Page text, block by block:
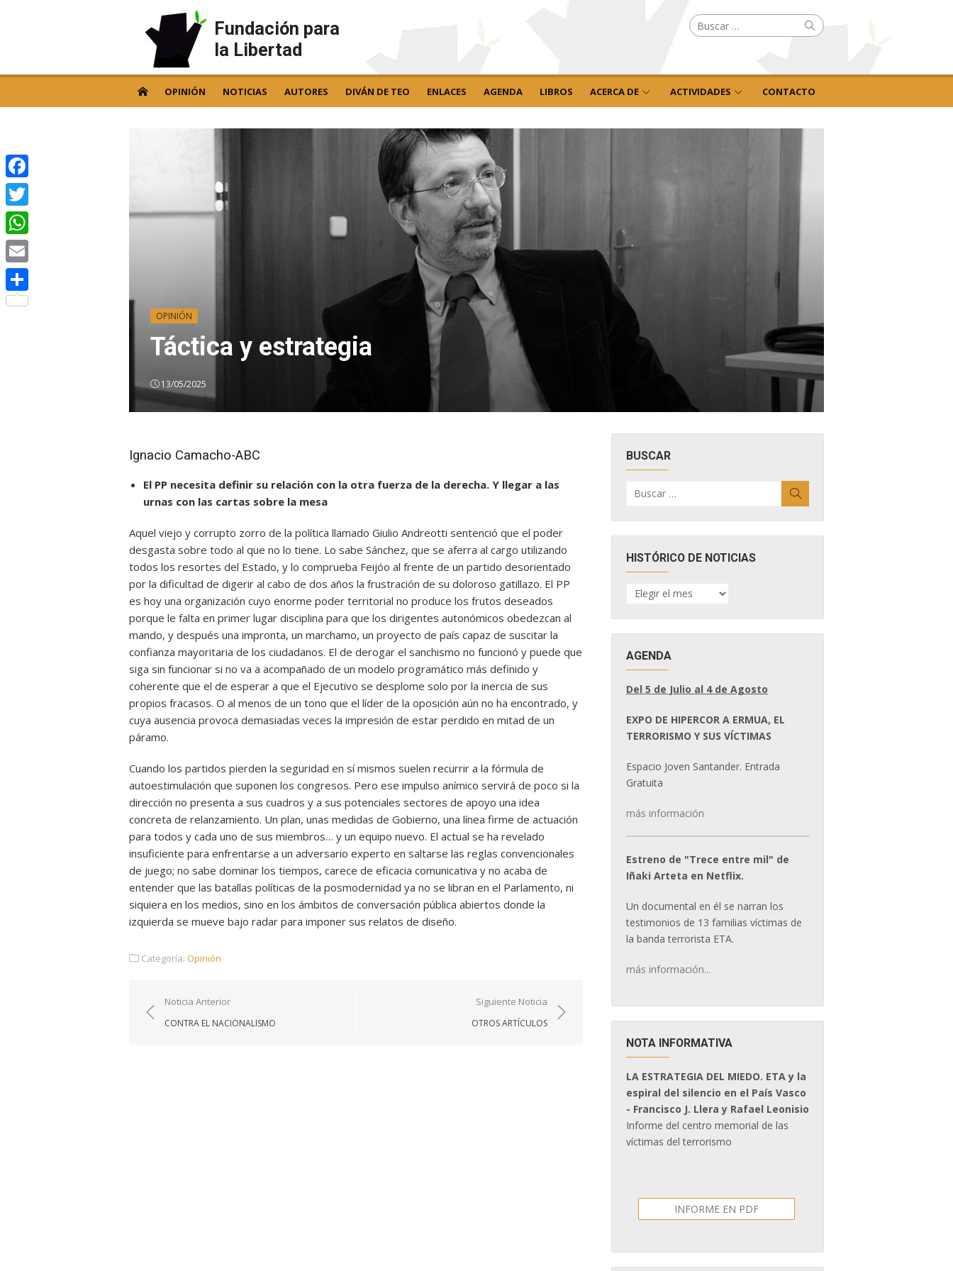
Fundación para
la Libertad
Buscar
por: Buscar
OPINIÓN NOTICIAS AUTORES DIVÁN DE TEO ENLACES AGENDA LIBROS ACERCA DE ACTIVIDADES CONTACTO
OPINIÓN
Táctica y estrategia
13/05/2025
Ignacio Camacho-ABC
El PP necesita definir su relación con la otra fuerza de la derecha. Y llegar a las
urnas con las cartas sobre la mesa
Aquel viejo y corrupto zorro de la política llamado Giulio Andreotti sentenció que el poder
desgasta sobre todo al que no lo tiene. Lo sabe Sánchez, que se aferra al cargo utilizando
todos los resortes del Estado, y lo comprueba Feijóo al frente de un partido desorientado
por la dificultad de digerir al cabo de dos años la frustración de su doloroso gatillazo. El PP
es hoy una organización cuyo enorme poder territorial no produce los frutos deseados
porque le falta en primer lugar disciplina para que los dirigentes autonómicos obedezcan al
mando, y después una impronta, un marchamo, un proyecto de país capaz de suscitar la
confianza mayoritaria de los ciudadanos. El de derogar el sanchismo no funcionó y puede que
siga sin funcionar si no va a acompañado de un modelo programático más definido y
coherente que el de esperar a que el Ejecutivo se desplome solo por la inercia de sus
propios fracasos. O al menos de un tono que el líder de la oposición aún no ha encontrado, y
cuya ausencia provoca demasiadas veces la impresión de estar perdido en mitad de un
páramo.
Cuando los partidos pierden la seguridad en sí mismos suelen recurrir a la fórmula de
autoestimulación que suponen los congresos. Pero ese impulso anímico servirá de poco si la
dirección no presenta a sus cuadros y a sus potenciales sectores de apoyo una idea
concreta de relanzamiento. Un plan, unas medidas de Gobierno, una línea firme de actuación
para todos y cada uno de sus miembros… y un equipo nuevo. El actual se ha revelado
insuficiente para enfrentarse a un adversario experto en saltarse las reglas convencionales
de juego; no sabe dominar los tiempos, carece de eficacia comunicativa y no acaba de
entender que las batallas políticas de la posmodernidad ya no se libran en el Parlamento, ni
siquiera en los medios, sino en los ámbitos de conversación pública abiertos donde la
izquierda se mueve bajo radar para imponer sus relatos de diseño.
Categoría: Opinión
Navegación
de
Noticia Anterior
CONTRA EL NACIONALISMO
Siguiente Noticia
OTROS ARTÍCULOS
BUSCAR
por:
HISTÓRICO DE NOTICIAS
HISTÓRICO
DE
AGENDA
Del 5 de Julio al 4 de Agosto
EXPO DE HIPERCOR A ERMUA, EL
TERRORISMO Y SUS VÍCTIMAS
Espacio Joven Santander. Entrada
Gratuita
más información
Estreno de "Trece entre mil" de
Iñaki Arteta en Netflix.
Un documental en él se narran los
testimonios de 13 familias víctimas de
la banda terrorista ETA.
más información...
NOTA INFORMATIVA
LA ESTRATEGIA DEL MIEDO. ETA y la
espiral del silencio en el País Vasco
- Francisco J. Llera y Rafael Leonisio
Informe del centro memorial de las
víctimas del terrorismo
INFORME EN PDF
Facebook
Twitter
WhatsApp
Email
Compartir